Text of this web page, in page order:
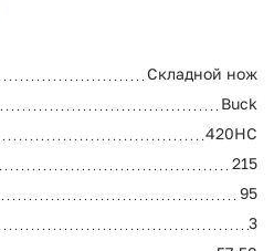
Складной нож
Buck
420HC
215
95
3